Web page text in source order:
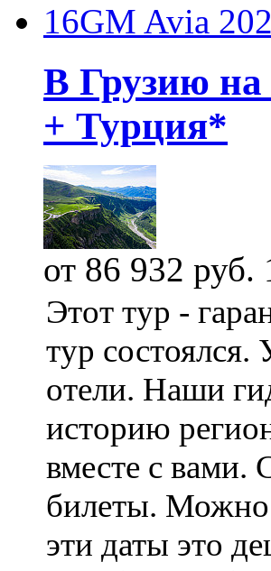
16GM Avia
В Грузию
+ Турция*
от 86 932 руб.
Этот тур -
тур
отели. Наши
историю
вместе с вами.
билеты. Можно
эти даты это